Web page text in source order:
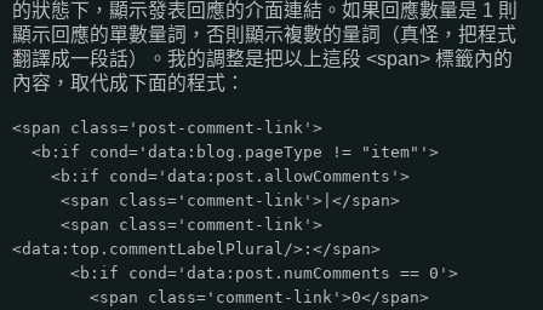
的狀態下，顯示發表回應的介面連結。如果回應數量是 1 則
顯示回應的單數量詞，否則顯示複數的量詞（真怪，把程式
翻譯成一段話）。我的調整是把以上這段 <span> 標籤內的
內容，取代成下面的程式：
<span class='post-comment-link'>
<b:if cond='data:blog.pageType != "item"'>
<b:if cond='data:post.allowComments'>
<span class='comment-link'>|</span>
<span class='comment-link'>
<data:top.commentLabelPlural/>:</span>
<b:if cond='data:post.numComments == 0'>
<span class='comment-link'>0</span>